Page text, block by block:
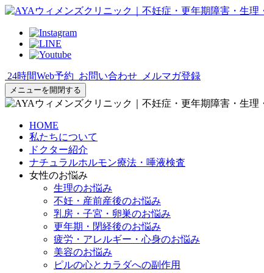
24時間Web予約 お問い合わせ メルマガ登録
メニューを開閉する
HOME
私たちについて
ドクター紹介
ナチュラルホルモン療法・唾液検査
女性のお悩み
生理のお悩み
不妊・産前産後のお悩み
乳房・子宮・卵巣のお悩み
更年期・閉経後のお悩み
疲労・アレルギー・心身のお悩み
美容のお悩み
ピルの心とカラダへの副作用